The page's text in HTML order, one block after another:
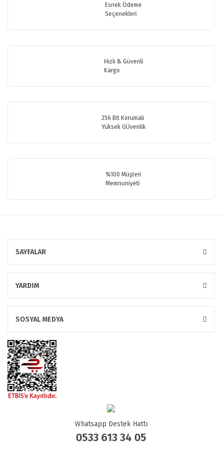
Görüş ve önerileriniz için teşekkür ederiz.
Ürün resmi kalitesiz, bozuk veya görüntülenemiyor.
Ürün fiyatı diğer sitelerden daha pahalı.
Esnek Ödeme
Seçenekleri
Hızlı & Güvenli
Kargo
256 Bit Korumalı
Yüksek GÜvenlik
%100 Müşteri
Memnuniyeti
SAYFALAR
YARDIM
SOSYAL MEDYA
Whatsapp Destek Hattı
0533 613 34 05